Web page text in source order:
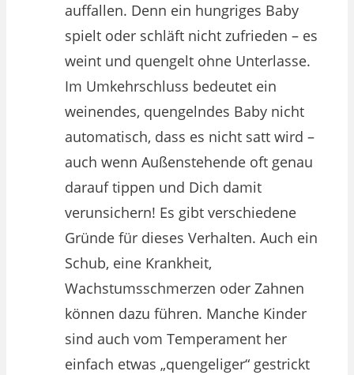
auffallen. Denn ein hungriges Baby
spielt oder schläft nicht zufrieden – es
weint und quengelt ohne Unterlasse.
Im Umkehrschluss bedeutet ein
weinendes, quengelndes Baby nicht
automatisch, dass es nicht satt wird –
auch wenn Außenstehende oft genau
darauf tippen und Dich damit
verunsichern! Es gibt verschiedene
Gründe für dieses Verhalten. Auch ein
Schub, eine Krankheit,
Wachstumsschmerzen oder Zahnen
können dazu führen. Manche Kinder
sind auch vom Temperament her
einfach etwas „quengeliger“ gestrickt